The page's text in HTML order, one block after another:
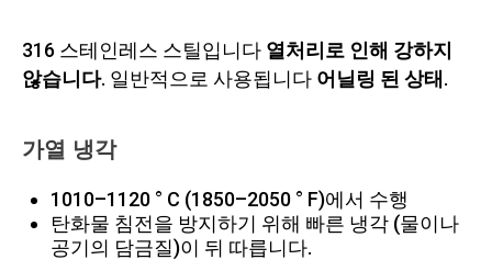
316 스테인레스 스틸입니다 열처리로 인해 강하지
않습니다. 일반적으로 사용됩니다 어닐링 된 상태 .
가열 냉각
1010–1120 ° C (1850–2050 ° F)에서 수행
탄화물 침전을 방지하기 위해 빠른 냉각 (물이나
공기의 담금질)이 뒤 따릅니다.